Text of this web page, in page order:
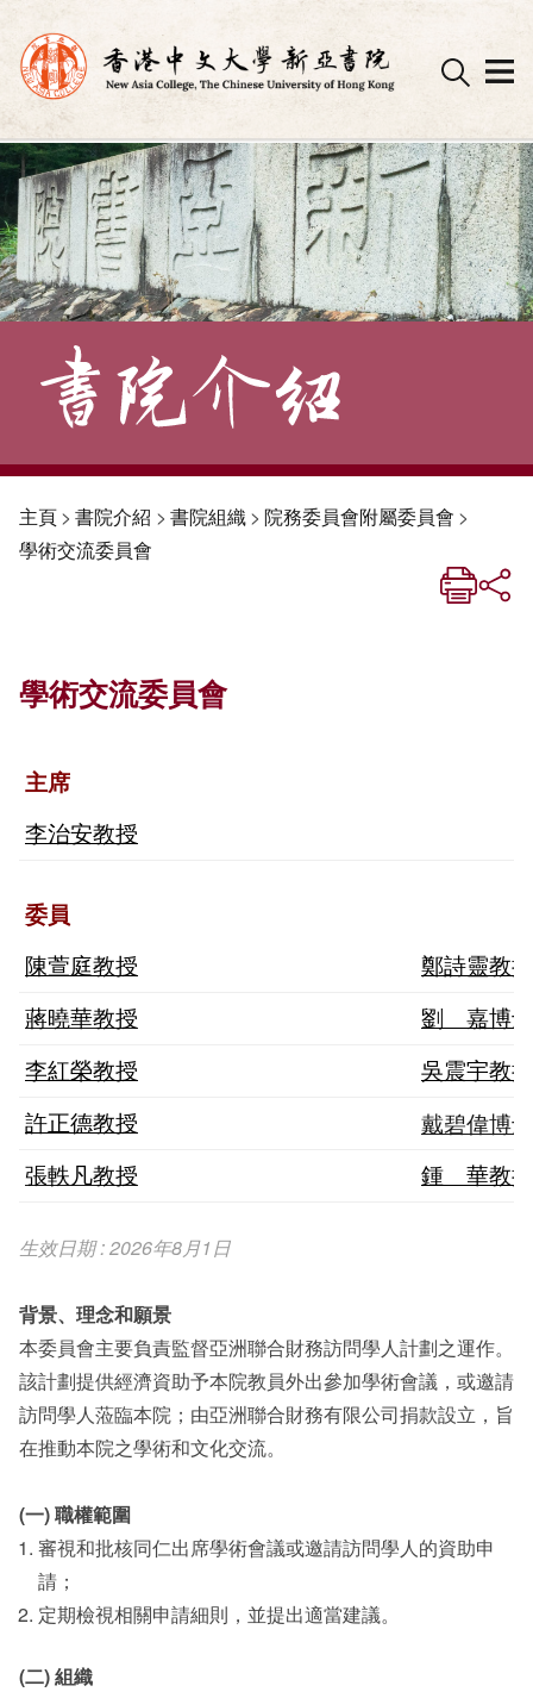
Skip
to
content
主頁> 書院介紹 > 書院組織> 院務委員會附屬委員會 >
學術交流委員會
學術交流委員會
主席
李治安教授
委員
陳萱庭教授 鄭詩靈教授
蔣曉華教授 劉 嘉博士
李紅榮教授 吳震宇教授
許正德教授 戴碧偉博士
張軼凡教授 鍾 華教授
生效日期 : 2026年8月1日
背景、理念和願景
本委員會主要負責監督亞洲聯合財務訪問學人計劃之運作。
該計劃提供經濟資助予本院教員外出參加學術會議，或邀請
訪問學人蒞臨本院；由亞洲聯合財務有限公司捐款設立，旨
在推動本院之學術和文化交流。
(一) 職權範圍
審視和批核同仁出席學術會議或邀請訪問學人的資助申
請；
定期檢視相關申請細則，並提出適當建議。
(二) 組織